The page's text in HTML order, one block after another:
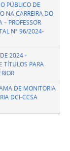
PÚBLICO DE
NA CARREIRA DO
– PROFESSOR
Nº 96/2024-
2024 -
TÍTULOS PARA
DE MONITORIA
DCI-CCSA